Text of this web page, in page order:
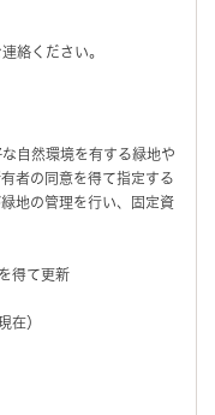
絡ください。
自然環境を有する緑地や
者の同意を得て指定する
地の管理を行い、固定資
得て更新
在）